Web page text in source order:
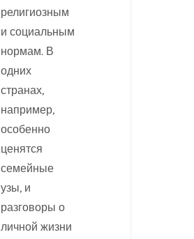
религиозным
и социальным
нормам. В
одних
странах,
например,
особенно
ценятся
семейные
узы, и
разговоры о
личной жизни